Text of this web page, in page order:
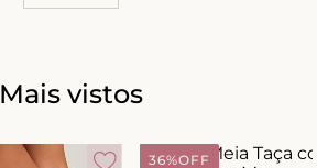
Mais vistos
36%OFF